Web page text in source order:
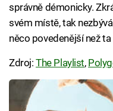
správně démonicky.
svém místě, tak
něco povedenější než ta
Zdroj:The Playlist,